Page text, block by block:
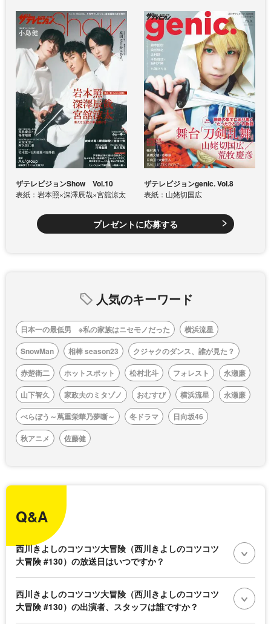
ザテレビジョンShow Vol.10
表紙：岩本照×深澤辰哉×宮舘涼太
ザテレビジョンgenic. Vol.8
表紙：山姥切国広
プレゼントに応募する
人気のキーワード
日本一の最低男 ※私の家族はニセモノだった
横浜流星
SnowMan
相棒 season23
クジャクのダンス、誰が見た？
赤楚衛二
ホットスポット 松村北斗 フォレスト
永瀬廉
山下智久
家政夫のミタゾノ おむすび 横浜流星
永瀬廉
べらぼう～蔦重栄華乃夢噺～
冬ドラマ
日向坂46
秋アニメ
佐藤健
Q&A
西川きよしのコツコツ大冒険（西川きよしのコツコツ
大冒険 #130）の放送日はいつですか？
西川きよしのコツコツ大冒険（西川きよしのコツコツ
大冒険 #130）の出演者、スタッフは誰ですか？